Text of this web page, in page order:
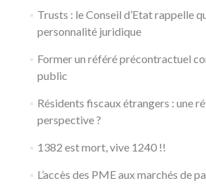
Trusts : le Conseil d’Etat rappelle
personnalité juridique
Former un référé précontractuel
public
Résidents fiscaux étrangers : une
perspective ?
1382 est mort, vive 1240 !!
L’accès des PME aux marchés de